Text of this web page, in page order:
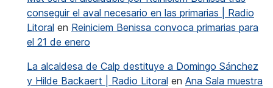
conseguir el aval necesario en las primarias | Radio
Litoral en Reiniciem Benissa convoca primarias para
el 21 de enero
La alcaldesa de Calp destituye a Domingo Sánchez
y Hilde Backaert | Radio Litoral en Ana Sala muestra